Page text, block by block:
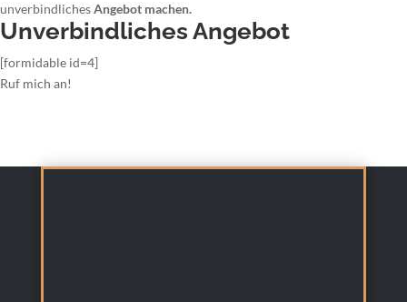
unverbindlichesAngebot machen.
Unverbindliches Angebot
[formidable id=4]
Ruf mich an!